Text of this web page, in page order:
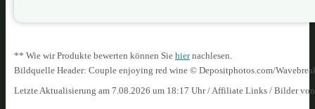
** Wie wir Produkte bewerten können Sie hiernachlesen.
Bildquelle Header: Couple enjoying red wine © Depositphotos.com/
Letzte Aktualisierung am 7.08.2026 um 18:17 Uhr / Affiliate Links / Bilder